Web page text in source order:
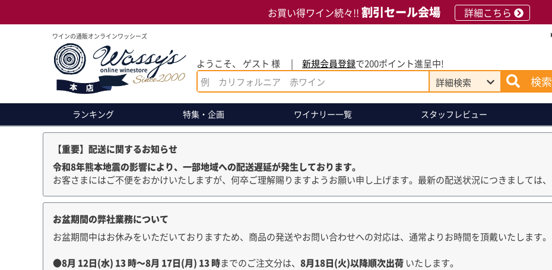
お買い得ワイン続々!! 割引セール会場 詳細こちら
ワインの通販オンラインワッシーズ
ようこそ、 ゲスト 様 新規会員登録で200ポイント進呈中!
詳細検索 検索
ランキング 特集・企画 ワイナリー一覧 スタッフレビュー
【重要】配送に関するお知らせ
令和8年熊本地震の影響により、一部地域への配送遅延が発生しております。
お客さまにはご不便をおかけいたしますが、何卒ご理解賜りますようお願い申し上げます。最新の配送状況につきましては、
お盆期間の弊社業務について
お盆期間中はお休みをいただいておりますため、商品の発送やお問い合わせへの対応は、通常よりお時間を頂戴いたします。
●8月 12日(水) 13時～8月 17日(月) 13時までのご注文分は、 8月18日(火)以降順次出荷 いたします。